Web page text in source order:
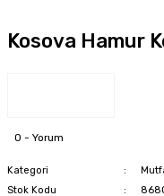
Kosova Hamur
0 - Yorum
Kategori
Stok Kodu